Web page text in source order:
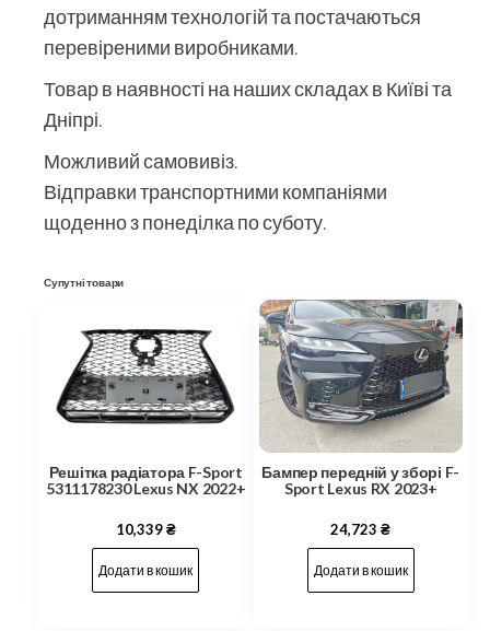
дотриманням технологій та постачаються
перевіреними виробниками.
Товар в наявності на наших складах в Київі та
Дніпрі.
Можливий самовивіз.
Відправки транспортними компаніями
щоденно з понеділка по суботу.
Супутні товари
Решітка радіатора F-Sport
5311178230 Lexus NX 2022+
10,339₴
Додати в кошик
Бампер передній у зборі F-
Sport Lexus RX 2023+
24,723₴
Додати в кошик